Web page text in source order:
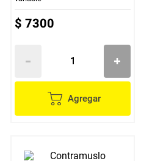
$ 7300
Agregar